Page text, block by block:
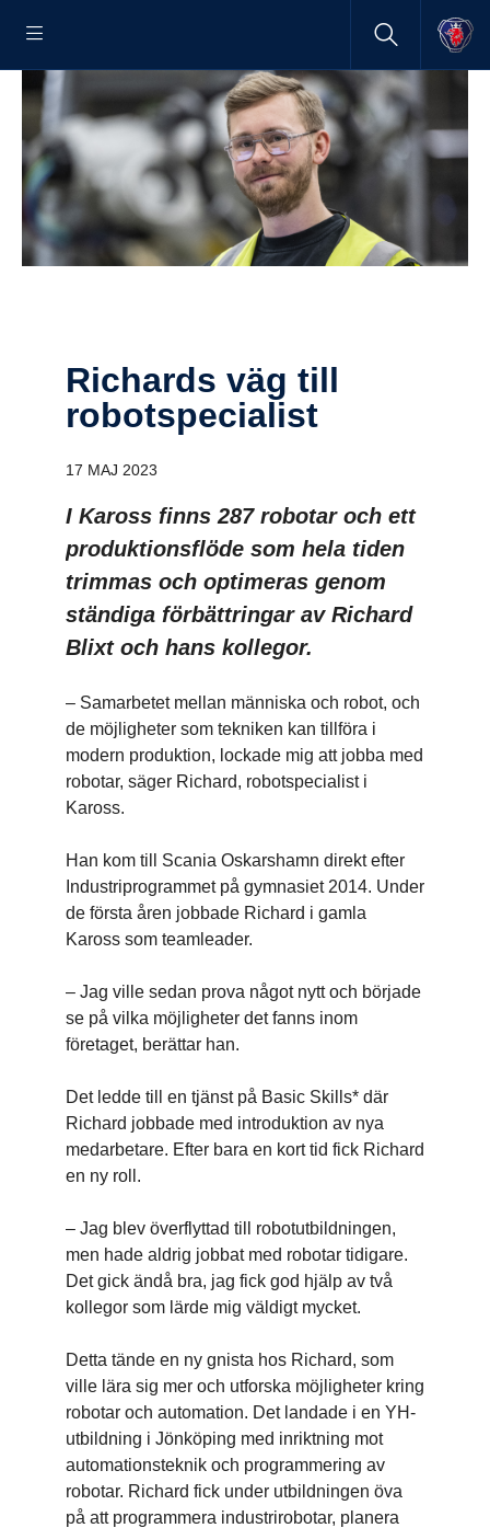
Richards väg till
robot­spe­ci­a­list
17 MAJ 2023
I Kaross finns 287 robotar och ett
produktionsflöde som hela tiden
trimmas och optimeras genom
ständiga förbättringar av Richard
Blixt och hans kollegor.
– Samarbetet mellan människa och robot, och
de möjligheter som tekniken kan tillföra i
modern produktion, lockade mig att jobba med
robotar, säger Richard, robotspecialist i
Kaross.
Han kom till Scania Oskarshamn direkt efter
Industriprogrammet på gymnasiet 2014. Under
de första åren jobbade Richard i gamla
Kaross som teamleader.
– Jag ville sedan prova något nytt och började
se på vilka möjligheter det fanns inom
företaget, berättar han.
Det ledde till en tjänst på Basic Skills* där
Richard jobbade med introduktion av nya
medarbetare. Efter bara en kort tid fick Richard
en ny roll.
– Jag blev överflyttad till robotutbildningen,
men hade aldrig jobbat med robotar tidigare.
Det gick ändå bra, jag fick god hjälp av två
kollegor som lärde mig väldigt mycket.
Detta tände en ny gnista hos Richard, som
ville lära sig mer och utforska möjligheter kring
robotar och automation. Det landade i en YH-
utbildning i Jönköping med inriktning mot
automationsteknik och programmering av
robotar. Richard fick under utbildningen öva
på att programmera industrirobotar, planera